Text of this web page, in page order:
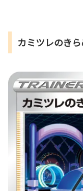
カミツレのき